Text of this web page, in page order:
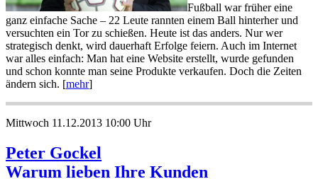
Fußball war früher eine
ganz einfache Sache – 22 Leute rannten einem Ball hinterher und
versuchten ein Tor zu schießen. Heute ist das anders. Nur wer
strategisch denkt, wird dauerhaft Erfolge feiern. Auch im Internet
war alles einfach: Man hat eine Website erstellt, wurde gefunden
und schon konnte man seine Produkte verkaufen. Doch die Zeiten
ändern sich. [mehr]
Mittwoch 11.12.2013 10:00 Uhr
Peter Gockel
Warum lieben Ihre Kunden